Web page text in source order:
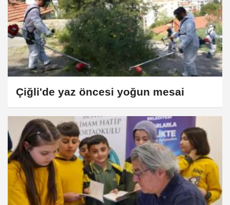
Çiğli'de yaz öncesi yoğun mesai